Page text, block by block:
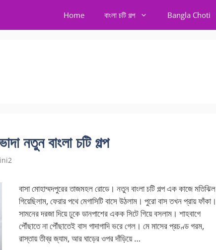
Home বাংলা চটি গল্প Bangla Choti
নতুন বাংলা চটি গল্প
বাসা মোহাম্মদপুরের তাজমহল রোডে। নতুন বাংলা চটি গল্প এক কাজে মতিঝিল
গিয়েছিলাম, ফেরার পথে মেগাসিটি বাসে উঠলাম। পুরো বাস তখন প্রায় ফাঁকা।
সামনের দরজা দিয়ে ঢুকে ডানপাশের একক সিটে গিয়ে বসলাম। শাহবাগে
পৌঁছাতে না পৌঁছাতেই বাস গাদাগাদি ভরে গেল। মে মাসের প্রচণ্ড গরম,
রাস্তায় তীব্র জ্যাম, আর ঘাড়ের ওপর দাঁড়িয়ে …